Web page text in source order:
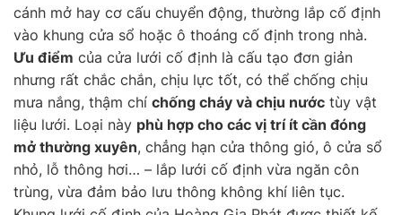
cánh mở hay cơ cấu chuyển động, thường lắp cố định
vào khung cửa sổ hoặc ô thoáng cố định trong nhà.
Ưu điểm của cửa lưới cố định là cấu tạo đơn giản
nhưng rất chắc chắn, chịu lực tốt, có thể chống chịu
mưa nắng, thậm chí chống cháy và chịu nước tùy vật
liệu lưới. Loại này phù hợp cho các vị trí ít cần đóng
mở thường xuyên, chẳng hạn cửa thông gió, ô cửa sổ
nhỏ, lỗ thông hơi… – lắp lưới cố định vừa ngăn côn
trùng, vừa đảm bảo lưu thông không khí liên tục.